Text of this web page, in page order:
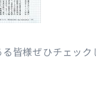
皆様ぜひチェック